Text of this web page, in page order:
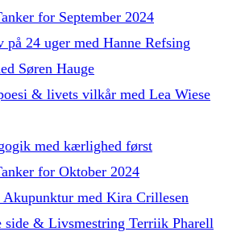
for September 2024
24 uger med Hanne Refsing
Søren Hauge
& livets vilkår med Lea Wiese
med kærlighed først
for Oktober 2024
med Kira Crillesen
side & Livsmestring Terriik Pharell